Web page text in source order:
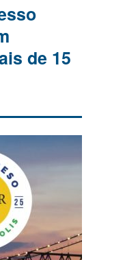
de 15